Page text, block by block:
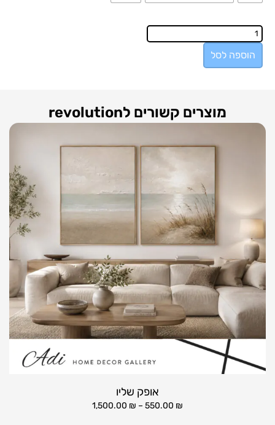
הוספה לסל
מוצרים קשורים לrevolution
אופק שליו
550.00 ₪
–
1,500.00 ₪